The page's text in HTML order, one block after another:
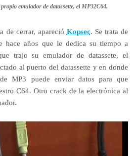
emulador de datassette, el MP32C64.
de cerrar, apareció Kopsec. Se trata de
hace años que le dedica su tiempo a
trajo su emulador de datassete, el
al puerto del datassette y en donde
MP3 puede enviar datos para que
C64. Otro crack de la electrónica al